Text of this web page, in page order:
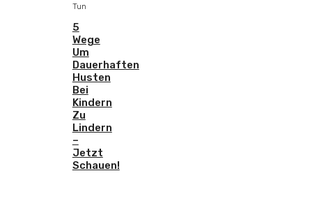
Tun
5
Wege
Um
Dauerhaften
Husten
Bei
Kindern
Zu
Lindern
–
Jetzt
Schauen!